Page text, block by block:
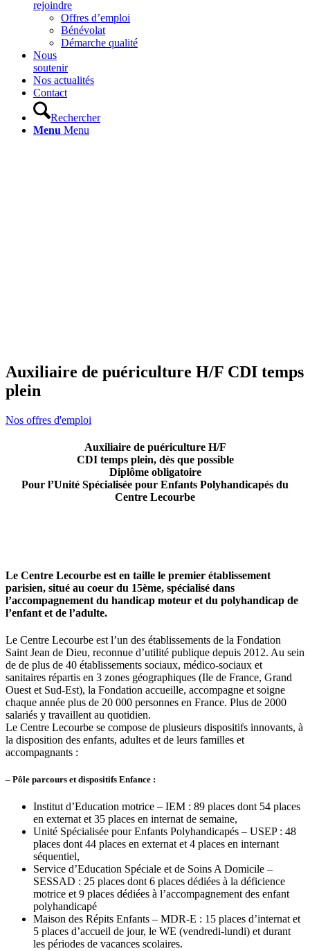
rejoindre
Offres d’emploi
Bénévolat
Démarche qualité
Nous
soutenir
Nos actualités
Contact
Rechercher
Menu Menu
Auxiliaire de puériculture H/F CDI temps
plein
Nos offres d'emploi
Auxiliaire de puériculture H/F
CDI temps plein, dès que possible
Diplôme obligatoire
Pour l’Unité Spécialisée pour Enfants Polyhandicapés du
Centre Lecourbe
Le Centre Lecourbe est en taille le premier établissement
parisien, situé au coeur du 15ème, spécialisé dans
l’accompagnement du handicap moteur et du polyhandicap de
l’enfant et de l’adulte.
Le Centre Lecourbe est l’un des établissements de la Fondation
Saint Jean de Dieu, reconnue d’utilité publique depuis 2012. Au sein
de de plus de 40 établissements sociaux, médico-sociaux et
sanitaires répartis en 3 zones géographiques (Ile de France, Grand
Ouest et Sud-Est), la Fondation accueille, accompagne et soigne
chaque année plus de 20 000 personnes en France. Plus de 2000
salariés y travaillent au quotidien.
Le Centre Lecourbe se compose de plusieurs dispositifs innovants, à
la disposition des enfants, adultes et de leurs familles et
accompagnants :
– Pôle parcours et dispositifs Enfance :
Institut d’Education motrice – IEM : 89 places dont 54 places
en externat et 35 places en internat de semaine,
Unité Spécialisée pour Enfants Polyhandicapés – USEP : 48
places dont 44 places en externat et 4 places en internant
séquentiel,
Service d’Education Spéciale et de Soins A Domicile –
SESSAD : 25 places dont 6 places dédiées à la déficience
motrice et 9 places dédiées à l’accompagnement des enfant
polyhandicapé
Maison des Répits Enfants – MDR-E : 15 places d’internat et
5 places d’accueil de jour, le WE (vendredi-lundi) et durant
les périodes de vacances scolaires.